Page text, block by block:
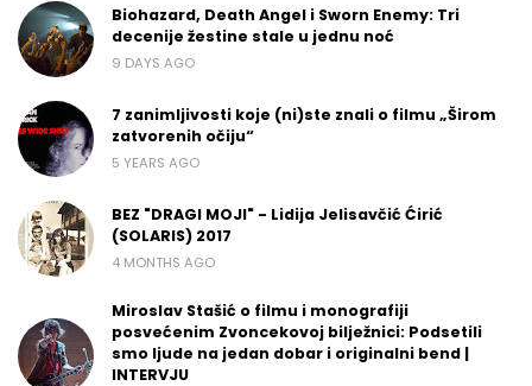
Biohazard, Death Angel i Sworn Enemy: Tri
decenije žestine stale u jednu noć
9 DAYS AGO
7 zanimljivosti koje (ni)ste znali o filmu „Širom
zatvorenih očiju“
5 YEARS AGO
BEZ "DRAGI MOJI" - Lidija Jelisavčić Ćirić
(SOLARIS) 2017
4 MONTHS AGO
Miroslav Stašić o filmu i monografiji
posvećenim Zvoncekovoj bilježnici: Podsetili
smo ljude na jedan dobar i originalni bend |
INTERVJU